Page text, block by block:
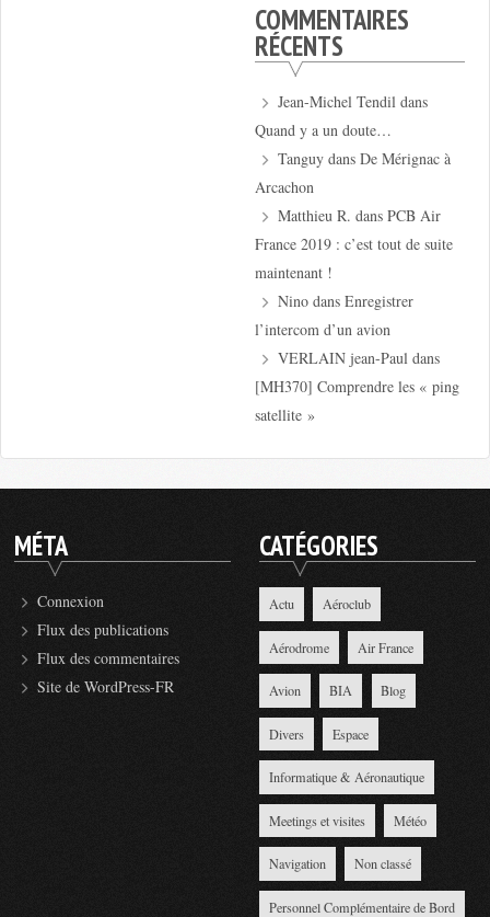
COMMENTAIRES
RÉCENTS
Jean-Michel Tendildans
Quand y a un doute…
Tanguydans De Mérignac à
Arcachon
Matthieu R. dans PCB Air
France 2019 : c’est tout de suite
maintenant !
Ninodans Enregistrer
l’intercom d’un avion
VERLAIN jean-Pauldans
[MH370] Comprendre les « ping
satellite »
MÉTA
Connexion
Flux des publications
Flux des commentaires
Site de WordPress-FR
CATÉGORIES
Actu Aéroclub
Aérodrome Air France
Avion BIA Blog
Divers Espace
Informatique & Aéronautique
Meetings et visites Météo
Navigation Non classé
Personnel Complémentaire de Bord